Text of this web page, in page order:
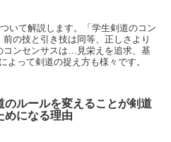
いて解説します。「学生剣道のコン
の技と引き技は同等、正しさより
コンセンサスは…見栄えを追求、基
よって剣道の捉え方も様々です。
のルールを変えることが剣道
めになる理由